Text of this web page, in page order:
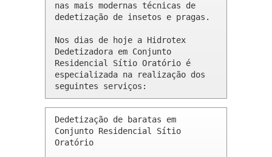
nas mais modernas técnicas de
dedetização de insetos e pragas.
Nos dias de hoje a Hidrotex
Dedetizadora em Conjunto
Residencial Sítio Oratório é
especializada na realização dos
seguintes serviços:
Dedetização de baratas em
Conjunto Residencial Sítio
Oratório